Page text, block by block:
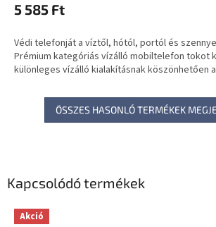
Kapcsolódó termékek
Akció
5 585 Ft
Védi telefonját a víztől, hótól, portól és
Prémium kategóriás vízálló mobiltelefon tokot
különleges vízálló kialakításnak köszönhetően
ÖSSZES HASONLÓ TERMÉKEK